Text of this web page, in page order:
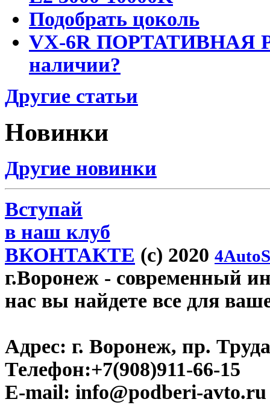
Подобрать цоколь
VX-6R ПОРТАТИВНАЯ
наличии?
Другие статьи
Новинки
Другие новинки
Вступай
в наш клуб
ВКОНТАКТЕ (c) 2020
г.Воронеж - современный
нас вы найдете все для
Адрес: г. Воронеж, пр.
Телефон:+7(908)911-66-15
E-mail: info@podberi-avto.ru